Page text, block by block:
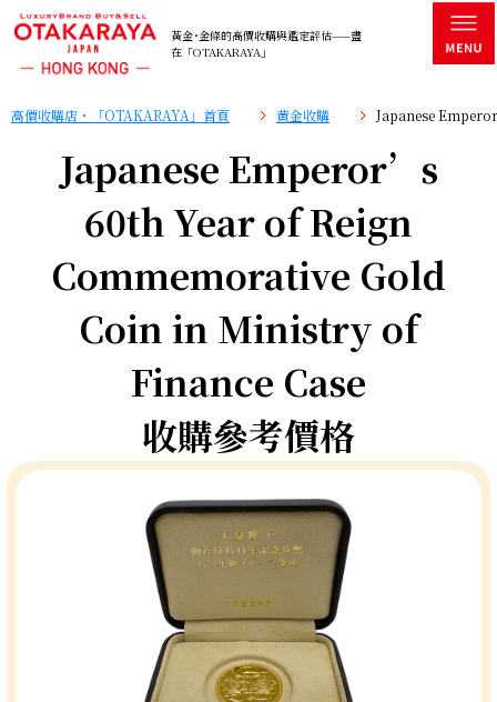
黃金･金條的高價收購與鑑定評估——盡
在「OTAKARAYA」
高價收購店・「OTAKARAYA」首頁 黄金收購 Japanese
Japanese Emperor’s
60th Year of Reign
Commemorative Gold
Coin in Ministry of
Finance Case
收購參考價格